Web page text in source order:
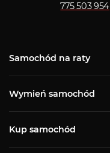
775 503 954
Samochód na raty
Wymień samochód
Kup samochód